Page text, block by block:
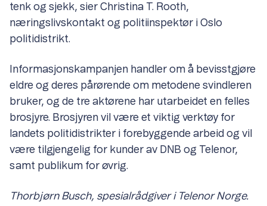
tenk og sjekk, sier Christina T. Rooth,
næringslivskontakt og politiinspektør i Oslo
politidistrikt.
Informasjonskampanjen handler om å bevisstgjøre
eldre og deres pårørende om metodene svindleren
bruker, og de tre aktørene har utarbeidet en felles
brosjyre. Brosjyren vil være et viktig verktøy for
landets politidistrikter i forebyggende arbeid og vil
være tilgjengelig for kunder av DNB og Telenor,
samt publikum for øvrig.
Thorbjørn Busch, spesialrådgiver i Telenor Norge.